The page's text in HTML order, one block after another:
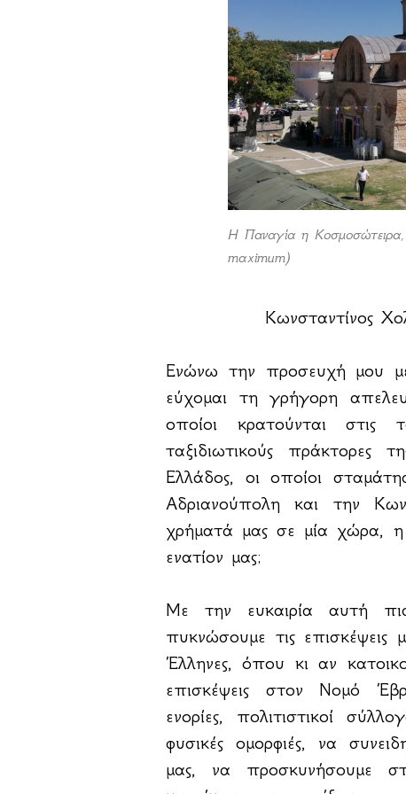
Η Παναγία η
maximum)
Κωνσταντίνος
Ενώνω την προσευχή μου
εύχομαι τη γρήγορη
οποίοι κρατούνται στις
ταξιδιωτικούς πράκτορες
Ελλάδος, οι οποίοι
Αδριανούπολη και την
χρήματά μας σε μία χώρα, η
ενατίον μας;
Με την ευκαιρία αυτή
πυκνώσουμε τις επισκέψεις
Έλληνες, όπου κι αν
επισκέψεις στον Νομό
ενορίες, πολιτιστικοί
φυσικές ομορφιές, να
μας, να προσκυνήσουμε